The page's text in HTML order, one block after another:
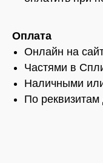
Оплата
Онлайн на
Частями в
Наличными
По